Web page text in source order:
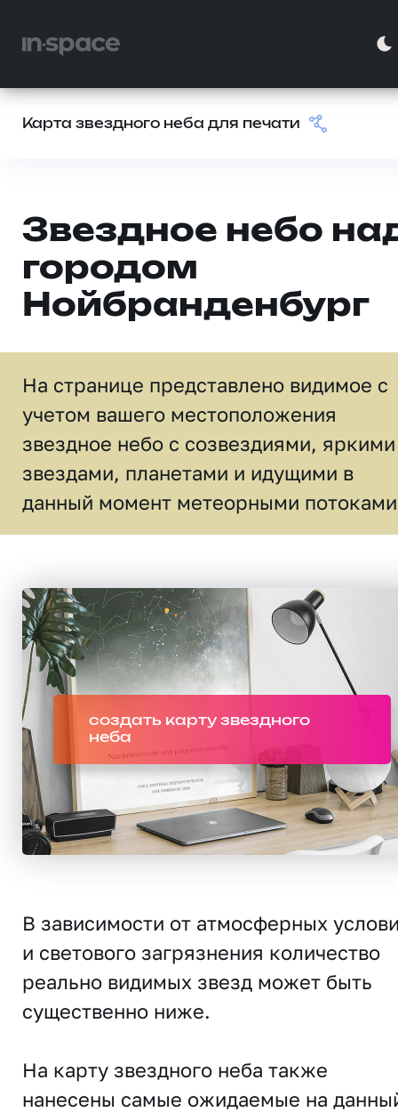
Карта звездного неба для печати
Звездное небо
городом
Нойбранденбург
На странице представлено видимое c
учетом вашего местоположения
звездное небо c созвездиями, яркими
звездами, планетами и идущими в
данный момент метеорными
создать карту звездного
неба
В зависимости от атмосферных
и светового загрязнения количество
реально видимых звезд может быть
существенно ниже.
На карту звездного неба также
нанесены самые ожидаемые на